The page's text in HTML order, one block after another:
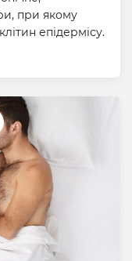
при якому
епідермісу.